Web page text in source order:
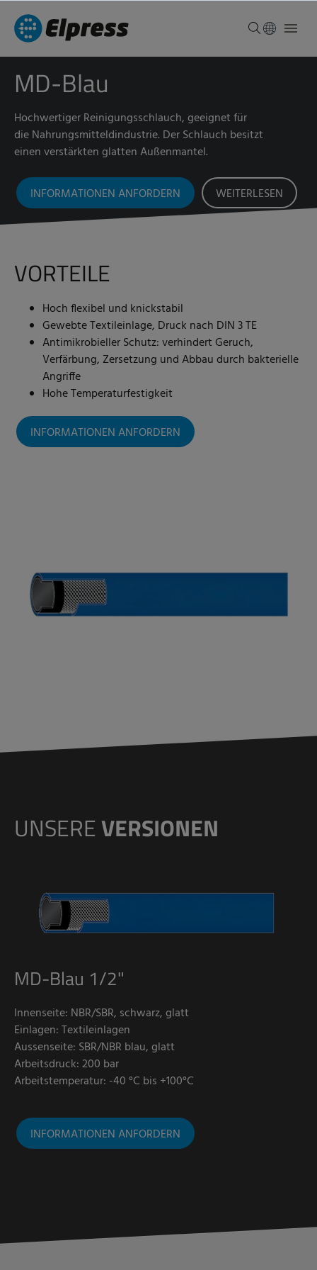
MD-Blau
Hochwertiger Reinigungsschlauch, geeignet für
die Nahrungsmitteldindustrie. Der Schlauch besitzt
einen verstärkten glatten Außenmantel.
INFORMATIONEN ANFORDERN WEITERLESEN
VORTEILE
Hoch flexibel und knickstabil
Gewebte Textileinlage, Druck nach DIN 3 TE
Antimikrobieller Schutz: verhindert Geruch,
Verfärbung, Zersetzung und Abbau durch bakterielle
Angriffe
Hohe Temperaturfestigkeit
INFORMATIONEN ANFORDERN
UNSEREVERSIONEN
MD-Blau 1/2"
Innenseite: NBR/SBR, schwarz, glatt
Einlagen: Textileinlagen
Aussenseite: SBR/NBR blau, glatt
Arbeitsdruck: 200 bar
Arbeitstemperatur: -40 °C bis +100°C
INFORMATIONEN ANFORDERN